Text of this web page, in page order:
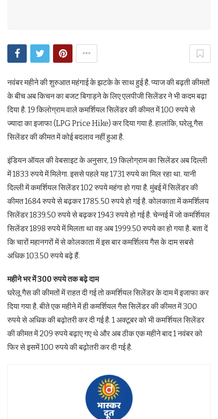
नवंबर महीने की शुरुआत महंगाई के झटके के साथ हुई है. प्याज की बढ़ती कीमतों
के बीच अब किचन का बजट बिगाड़ने के लिए एलपीजी सिलेंडर ने भी कदम बढ़ा
दिया है. 19 किलोग्राम वाले कमर्शियल सिलेंडर की कीमत में 100 रुपये से
ज्यादा का इजाफा (LPG Price Hike) कर दिया गया है. हालांकि, घरेलू गैस
सिलेंडर की कीमत में कोई बदलाव नहीं हुआ है.
इंडियन ऑयल की वेबसाइट के अनुसार, 19 किलोग्राम का सिलेंडर अब दिल्ली
में 1833 रुपये में मिलेगा. इससे पहले यह 1731 रुपये का मिल रहा था. यानी
दिल्ली में कमर्शियल सिलेंडर 102 रुपये महंगा हो गया है. मुंबई में सिलेंडर की
कीमत 1684 रुपये से बढ़कर 1785.50 रुपये हो गई है. कोलकाता में कमर्शिलय
सिलेंडर 1839.50 रुपये से बढ़कर 1943 रुपये हो गई है. चेन्नई में जो कमर्शियल
सिलेंडर 1898 रुपये में मिलता था वह अब 1999.50 रुपये का हो गया है. बता दें
कि चारों महानगरों में से कोलकाता में इस बार कमर्शिलय गैस के दाम सबसे
अधिक 103.50 रुपये बढ़े हैं.
महीने भर में 300 रुपये तक बढ़े दाम
घरेलू गैस की कीमतों में राहत दी गई तो कमर्शियल सिलेंडर के दाम में इजाफा कर
दिया गया है. बीते एक महीने में ही कमर्शियल गैस सिलेंडर की कीमत में 300
रुपये से अधिक की बढ़ोतरी कर दी गई है. 1 अक्टूबर को भी कमर्शियल सिलेंडर
की कीमत में 209 रुपये बढ़ाए गए थे और अब ठीक एक महीने बाद 1 नवंबर को
फिर से इसमें 100 रुपये की बढ़ोतरी कर दी गई है.